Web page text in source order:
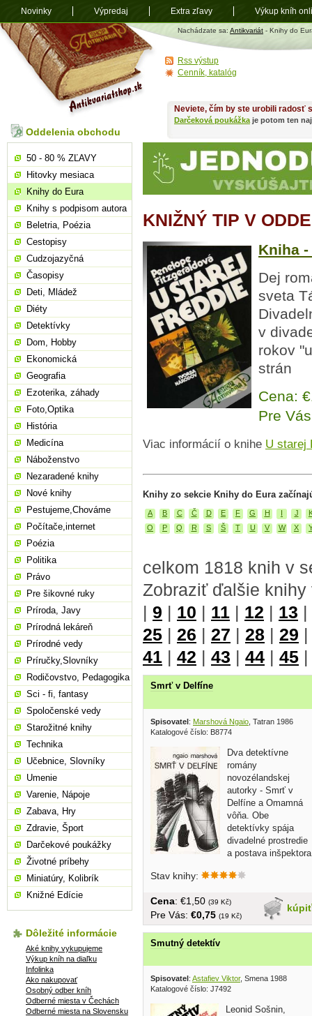
Antikvariát
shop.sk
Nachádzate sa: Antikvariát - Knihy do
KNIŽNÝ TIP V
Kniha
Dej
sveta
v
rokov
strán
Cena:
Pre
Viac informácií o knihe U starej
Knihy zo sekcie Knihy do Eura
A B C Č D E F G H I J
O
P Q R S Š T U V W X
celkom 1818 knih v
Zobraziť ďalšie
| 9 | 10 | 11 | 12 | 13 |
25 | 26 | 27 | 28 | 29
41 | 42 | 43 | 44 | 45
Smrť v Delfíne
Spisovatel: Marshová Ngaio , Tatran 1986
Katalogové číslo: B8774
Dva detektívne
romány
novozélandskej
autorky - Smrť v
Delfíne a Omamná
vôňa. Obe
detektívky spája
divadelné prostredie
a postava inšpektora
Stav knihy:
kúpiť
Cena: €1,50 (39 Kč)
Pre Vás: €0,75 (19 Kč)
Smutný detektív
Spisovatel : Astafiev Viktor, Smena 1988
Katalogové číslo: J7492
Leonid Sošnin,
Neviete, čím by ste urobili radosť
Darčeková poukážka je potom ten
Oddelenia obchodu
50 - 80 % ZĽAVY
Hitovky mesiaca
Knihy do Eura
Knihy s podpisom autora
Beletria, Poézia
Cestopisy
Cudzojazyčná
Časopisy
Deti, Mládež
Diéty
Detektívky
Dom, Hobby
Ekonomická
Geografia
Ezoterika, záhady
Foto,Optika
História
Medicína
Náboženstvo
Nezaradené knihy
Nové knihy
Pestujeme,Chováme
Počítače,internet
Poézia
Politika
Právo
Pre šikovné ruky
Príroda, Javy
Prírodná lekáreň
Prírodné vedy
Príručky,Slovníky
Rodičovstvo, Pedagogika
Sci - fi, fantasy
Spoločenské vedy
Starožitné knihy
Technika
Učebnice, Slovníky
Umenie
Varenie, Nápoje
Zabava, Hry
Zdravie, Šport
Darčekové poukážky
Životné príbehy
Miniatúry, Kolibrík
Knižné Edície
Dôležité informácie
Aké knihy vykupujeme
Výkup kníh na diaľku
Infolinka
Ako nakupovať
Osobný odber kníh
Odberné miesta v Čechách
Odberné miesta na Slovensku
Rss výstup
Cenník, katalóg
Novinky Výpredaj Extra zľavy Výkup kníh